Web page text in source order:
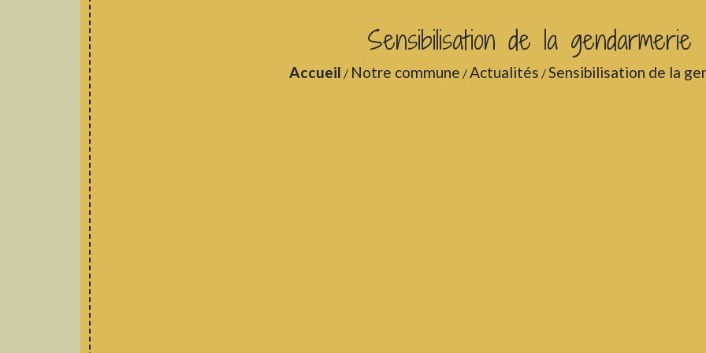
Sensibilisation de la gendarmerie
Accueil / Notre commune /Actualités /Sensibilisation de la